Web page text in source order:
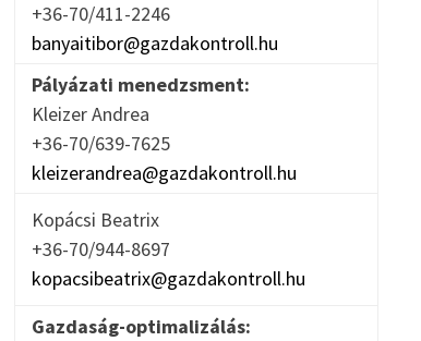
+36-70/411-2246
banyaitibor@gazdakontroll.hu
Pályázati menedzsment:
Kleizer Andrea
+36-70/639-7625
kleizerandrea@gazdakontroll.hu
Kopácsi Beatrix
+36-70/944-8697
kopacsibeatrix@gazdakontroll.hu
Gazdaság-optimalizálás: